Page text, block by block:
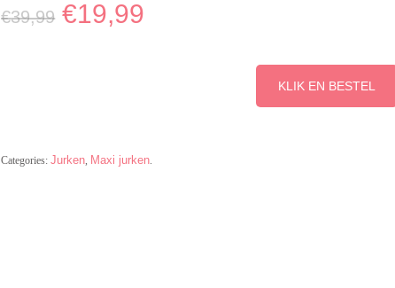
€39,99 €19,99
KLIK EN BESTEL
Categories:Jurken Maxi jurken